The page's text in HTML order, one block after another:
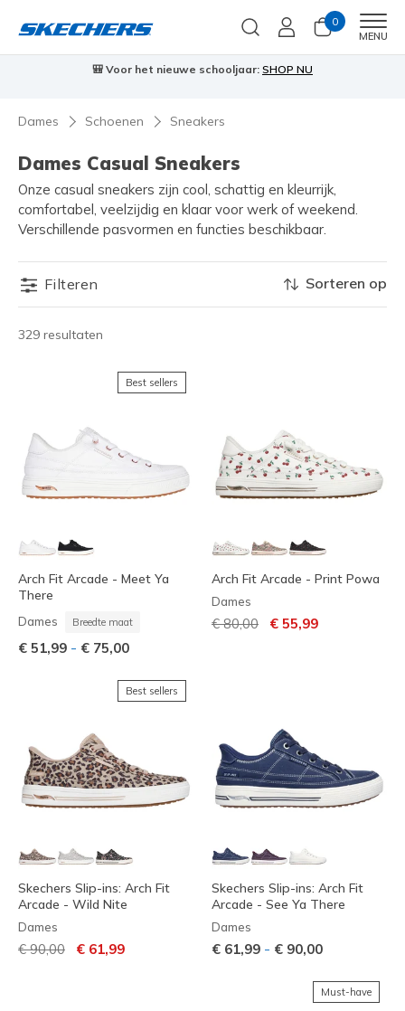
0
MENU
🎒 Voor het nieuwe schooljaar: SHOP NU
Dames Schoenen Sneakers
Dames Casual Sneakers
Onze casual sneakers zijn cool, schattig en kleurrijk,
comfortabel, veelzijdig en klaar voor werk of weekend.
Verschillende pasvormen en functies beschikbaar.
Filteren
329 resultaten
Sorteren op
Best sellers
Arch Fit Arcade - Meet Ya
There
Dames Breedte maat
€ 51,99 - € 75,00
Arch Fit Arcade - Print Powa
Dames
Prijs verlaagd van
€ 80,00 naar
€ 55,99
Best sellers
Skechers Slip-ins: Arch Fit
Arcade - Wild Nite
Dames
Prijs verlaagd van
€ 90,00 naar
€ 61,99
Skechers Slip-ins: Arch Fit
Arcade - See Ya There
Dames
€ 61,99 - € 90,00
Must-have